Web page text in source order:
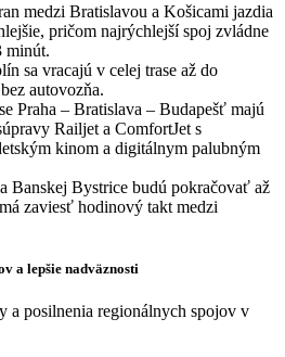
medzi Bratislavou a Košicami jazdia
pričom najrýchlejší spoj zvládne
minút.
sa vracajú v celej trase až do
autovozňa.
Praha – Bratislava – Budapešť majú
Railjet a ComfortJet s
kinom a digitálnym palubným
Banskej Bystrice budú pokračovať až
zaviesť hodinový takt medzi
a lepšie nadväznosti
a posilnenia regionálnych spojov v